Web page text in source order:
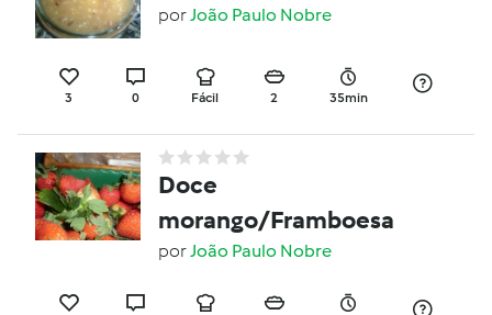
porJoão Paulo Nobre
3 0 Fácil 2 35min
Doce
morango/Framboesa
porJoão Paulo Nobre